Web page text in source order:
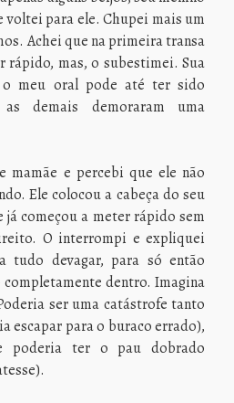
voltei para ele. Chupei mais um
Achei que na primeira transa
rápido, mas, o subestimei. Sua
o meu oral pode até ter sido
demais demoraram uma
mamãe e percebi que ele não
Ele colocou a cabeça do seu
já começou a meter rápido sem
O interrompi e expliquei
tudo devagar, para só então
dentro. Imagina
ser uma catástrofe tanto
escapar para o buraco errado),
poderia ter o pau dobrado